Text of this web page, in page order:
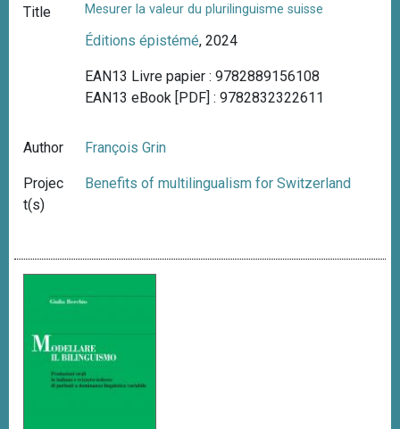
Title Mesurer la valeur du plurilinguisme suisse
Éditions épistémé, 2024
EAN13 Livre papier : 9782889156108
EAN13 eBook [PDF] : 9782832322611
Author François Grin
Projec
t(s)
Benefits of multilingualism for Switzerland